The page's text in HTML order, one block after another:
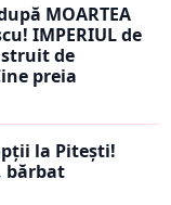
MOARTEA
IMPERIUL de
de
preia
la Pitești!
bărbat